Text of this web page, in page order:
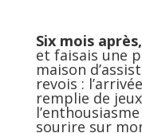
Six mois
et faisais une
maison
revois :
remplie de
sourire sur